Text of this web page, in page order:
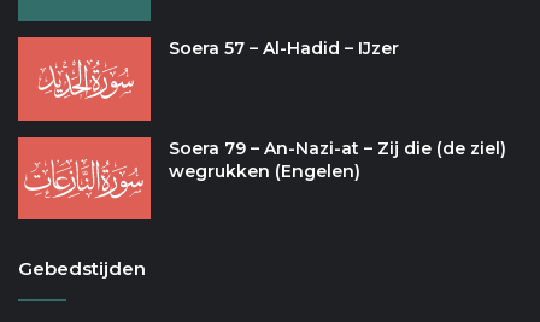
Soera 57 – Al-Hadid – IJzer
Soera 79 – An-Nazi-at – Zij die (de ziel)
wegrukken (Engelen)
Gebedstijden